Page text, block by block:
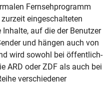
Fernsehprogramm
eingeschalteten
auf die der Benutzer
und hängen auch von
wird sowohl bei öffentlich-
ARD oder ZDF als auch bei
verschiedener